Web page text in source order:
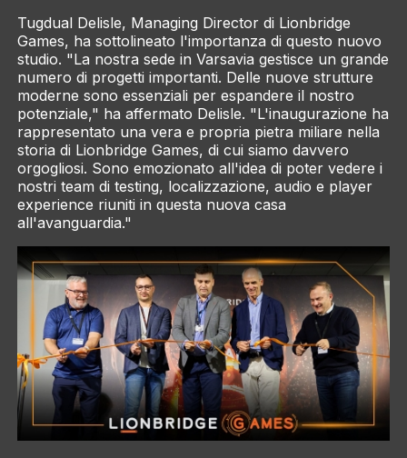
Tugdual Delisle, Managing Director di Lionbridge
Games, ha sottolineato l'importanza di questo nuovo
studio. "La nostra sede in Varsavia gestisce un grande
numero di progetti importanti. Delle nuove strutture
moderne sono essenziali per espandere il nostro
potenziale," ha affermato Delisle. "L'inaugurazione ha
rappresentato una vera e propria pietra miliare nella
storia di Lionbridge Games, di cui siamo davvero
orgogliosi. Sono emozionato all'idea di poter vedere i
nostri team di testing, localizzazione, audio e player
experience riuniti in questa nuova casa
all'avanguardia."